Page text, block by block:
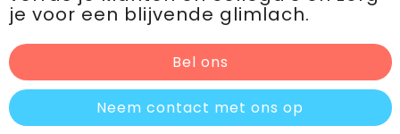
je voor een blijvende glimlach.
Bel ons
Neem contact met ons op